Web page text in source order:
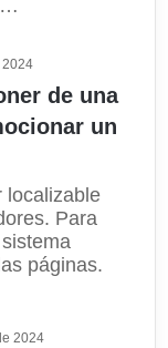
2024
de una
un
localizable
Para
páginas.
2024